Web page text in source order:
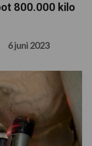
800.000 kilo
6 juni 2023